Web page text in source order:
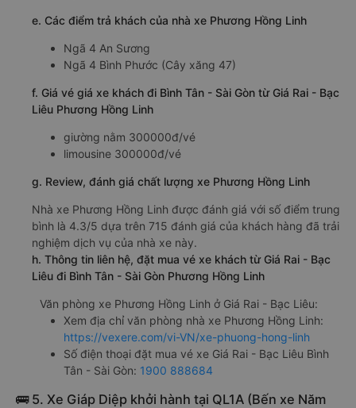
e. Các điểm trả khách của nhà xe Phương Hồng Linh
Ngã 4 An Sương
Ngã 4 Bình Phước (Cây xăng 47)
f. Giá vé giá xe khách đi Bình Tân - Sài Gòn từ Giá Rai - Bạc
Liêu Phương Hồng Linh
giường nằm 300000đ/vé
limousine 300000đ/vé
g. Review, đánh giá chất lượng xe Phương Hồng Linh
Nhà xe Phương Hồng Linh được đánh giá với số điểm trung
bình là 4.3/5 dựa trên 715 đánh giá của khách hàng đã trải
nghiệm dịch vụ của nhà xe này.
h. Thông tin liên hệ, đặt mua vé xe khách từ Giá Rai - Bạc
Liêu đi Bình Tân - Sài Gòn Phương Hồng Linh
Văn phòng xe Phương Hồng Linh ở Giá Rai - Bạc Liêu:
Xem địa chỉ văn phòng nhà xe Phương Hồng Linh:
https://vexere.com/vi-VN/xe-phuong-hong-linh
Số điện thoại đặt mua vé xe Giá Rai - Bạc Liêu Bình
Tân - Sài Gòn: 1900 888684
🚌 5. Xe Giáp Diệp khởi hành tại QL1A (Bến xe Năm